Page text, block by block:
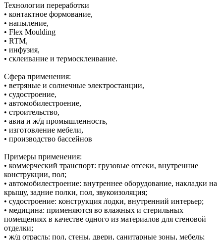
Технологии переработки
• контактное формование,
• напыление,
• Flex Moulding
• RTM,
• инфузия,
• склеивание и термосклеивание.
Сфера применения:
• ветряные и солнечные электростанции,
• судостроение,
• автомобилестроение,
• строительство,
• авиа и ж/д промышленность,
• изготовление мебели,
• производство бассейнов
Примеры применения:
• коммерческий транспорт: грузовые отсеки, внутренние
конструкции, пол;
• автомобилестроение: внутреннее оборудование, накладки на
крышу, задние полки, пол, звукоизоляция;
• судостроение: конструкция лодки, внутренний интерьер;
• медицина: применяются во влажных и стерильных
помещениях в качестве одного из материалов для стеновой
отделки;
• ж/д отрасль: пол, стены, двери, санитарные зоны, мебель;